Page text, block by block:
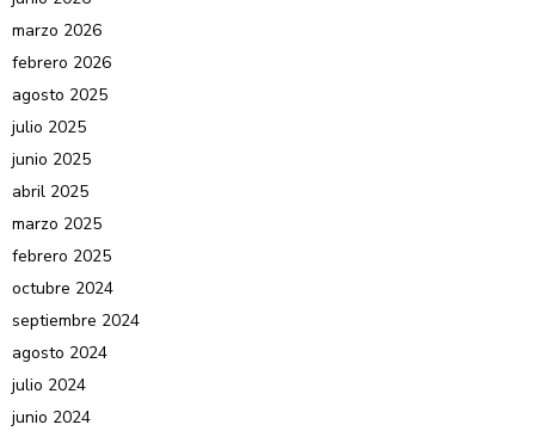
marzo 2026
febrero 2026
agosto 2025
julio 2025
junio 2025
abril 2025
marzo 2025
febrero 2025
octubre 2024
septiembre 2024
agosto 2024
julio 2024
junio 2024